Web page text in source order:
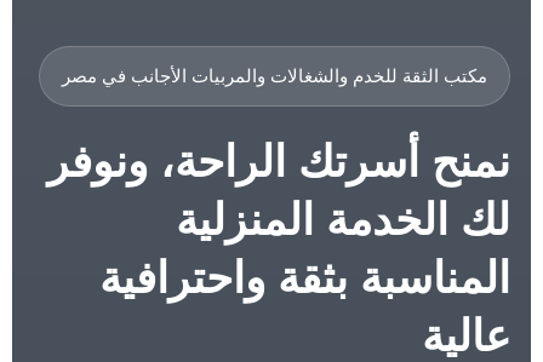
مكتب الثقة للخدم والشغالات والمربيات الأجانب في مصر
نمنح أسرتك الراحة، ونوفر
لك الخدمة المنزلية
المناسبة بثقة واحترافية
عالية